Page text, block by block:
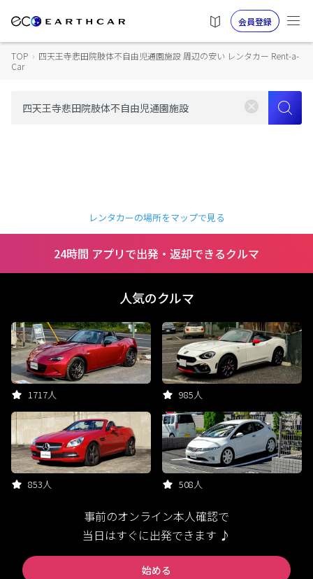
会員登録
TOP › 四天王寺悲田院肢体不自由児通園施設 周辺の安い レンタカー Rent-a-
Car
レンタカーの場所をマップで見る
24時間 アプリで出発・返却できるクルマ
人気のクルマ
1717人 985人
853人 508人
事前のオンライン本人確認で
当日はすぐに出発できます ♪
始める